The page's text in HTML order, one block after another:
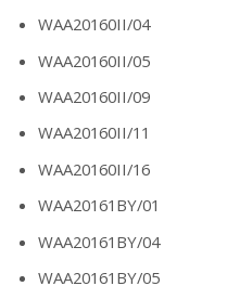
WAA20160II/04
WAA20160II/05
WAA20160II/09
WAA20160II/11
WAA20160II/16
WAA20161BY/01
WAA20161BY/04
WAA20161BY/05